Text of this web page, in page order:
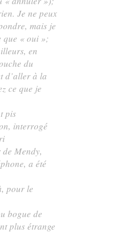
Je ne peux
mais je
que « oui »;
en
du
d’aller à la
ce que je
pis
interrogé
Mendy,
a été
pour le
bogue de
plus étrange